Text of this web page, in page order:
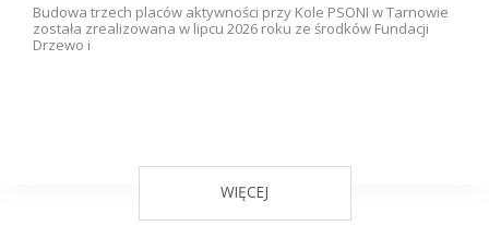
Budowa trzech placów aktywności przy Kole PSONI w Tarnowie
została zrealizowana w lipcu 2026 roku ze środków Fundacji
Drzewo i
WIĘCEJ